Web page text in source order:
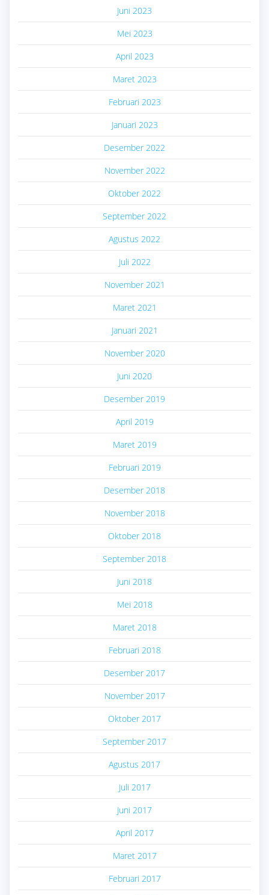
Juni 2023
Mei 2023
April 2023
Maret 2023
Februari 2023
Januari 2023
Desember 2022
November 2022
Oktober 2022
September 2022
Agustus 2022
Juli 2022
November 2021
Maret 2021
Januari 2021
November 2020
Juni 2020
Desember 2019
April 2019
Maret 2019
Februari 2019
Desember 2018
November 2018
Oktober 2018
September 2018
Juni 2018
Mei 2018
Maret 2018
Februari 2018
Desember 2017
November 2017
Oktober 2017
September 2017
Agustus 2017
Juli 2017
Juni 2017
April 2017
Maret 2017
Februari 2017